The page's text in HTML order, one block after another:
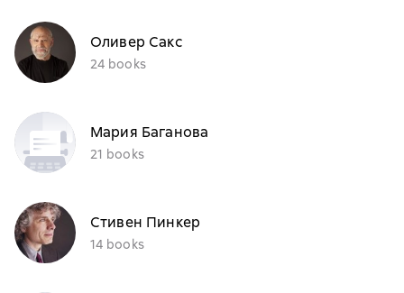
Оливер Сакс
24 books
Мария Баганова
21 books
Стивен Пинкер
14 books